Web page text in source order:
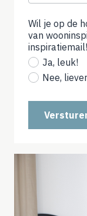
Wil je op de
van
inspiratiemail!
Ja, leuk!
Nee,